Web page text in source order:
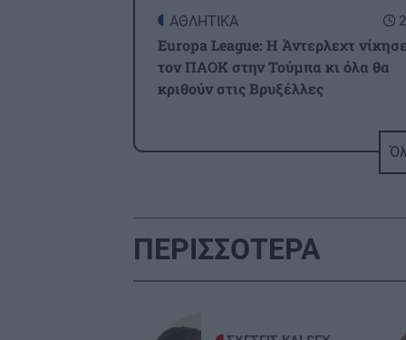
ΑΘΛΗΤΙΚΑ
Europa League: Η Άντερλεχτ
τον ΠΑΟΚ στην Τούμπα κι όλα θα
κριθούν στις Βρυξέλλες
ΠΟΑ: Ανακοίνωσε την απόκτηση
ΑΘΛΗΤΙΚΑ
ΠΕΡΙΣΣΟΤΕΡΑ